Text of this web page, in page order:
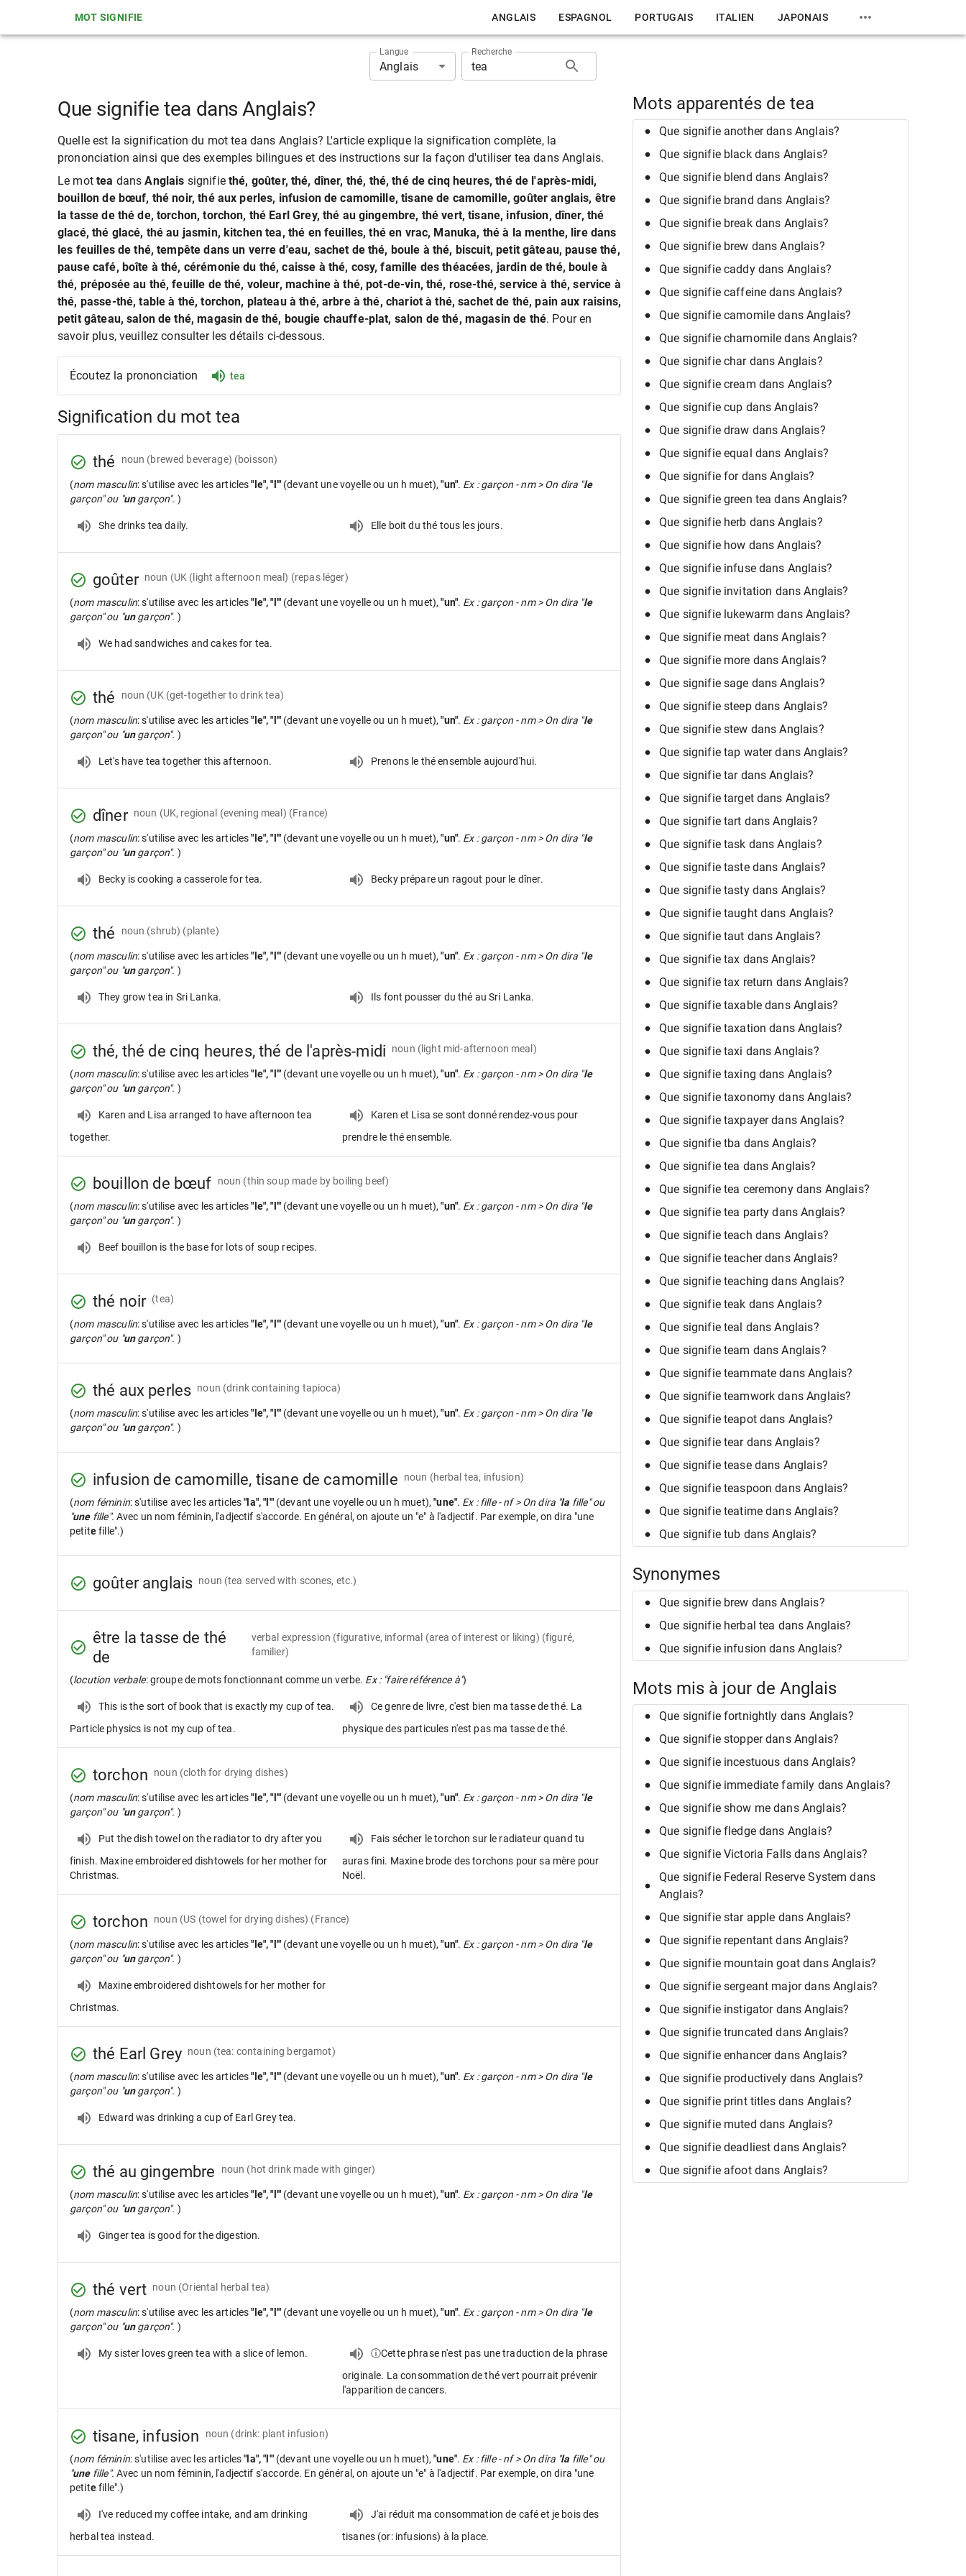
MOT SIGNIFIE ANGLAIS ESPAGNOL PORTUGAIS ITALIEN JAPONAIS
Langue
Anglais
Recherche
Que signifie tea dans Anglais?
Quelle est la signification du mot tea dans Anglais? L'article explique la signification complète, la
prononciation ainsi que des exemples bilingues et des instructions sur la façon d'utiliser tea dans Anglais.
Le mottea dansAnglais signifie thé, goûter, thé, dîner, thé, thé, thé de cinq heures, thé de l'après-midi,
bouillon de bœuf, thé noir, thé aux perles, infusion de camomille, tisane de camomille, goûter anglais, être
la tasse de thé de, torchon, torchon, thé Earl Grey, thé au gingembre, thé vert, tisane, infusion, dîner, thé
glacé, thé glacé, thé au jasmin, kitchen tea, thé en feuilles, thé en vrac, Manuka, thé à la menthe, lire dans
les feuilles de thé, tempête dans un verre d'eau, sachet de thé, boule à thé, biscuit, petit gâteau, pause thé,
pause café, boîte à thé, cérémonie du thé, caisse à thé, cosy, famille des théacées, jardin de thé, boule à
thé, préposée au thé, feuille de thé, voleur, machine à thé, pot-de-vin, thé, rose-thé, service à thé, service à
thé, passe-thé, table à thé, torchon, plateau à thé, arbre à thé, chariot à thé, sachet de thé, pain aux raisins,
petit gâteau, salon de thé, magasin de thé, bougie chauffe-plat, salon de thé, magasin de thé. Pour en
savoir plus, veuillez consulter les détails ci-dessous.
Écoutez la prononciation tea
Signification du mot tea
thé noun (brewed beverage) (boisson)
(nom masculin: s'utilise avec les articles"le", "l'" (devant une voyelle ou un h muet),"un". Ex : garçon - nm > On dira "le
garçon" ou "ungarçon". )
She drinks tea daily. Elle boit du thé tous les jours.
goûter noun (UK (light afternoon meal) (repas léger)
(nom masculin: s'utilise avec les articles"le", "l'" (devant une voyelle ou un h muet),"un". Ex : garçon - nm > On dira "le
garçon" ou "ungarçon". )
We had sandwiches and cakes for tea.
thé noun (UK (get-together to drink tea)
(nom masculin: s'utilise avec les articles"le", "l'" (devant une voyelle ou un h muet),"un". Ex : garçon - nm > On dira "le
garçon" ou "ungarçon". )
Let's have tea together this afternoon. Prenons le thé ensemble aujourd'hui.
dîner noun (UK, regional (evening meal) (France)
(nom masculin: s'utilise avec les articles"le", "l'" (devant une voyelle ou un h muet),"un". Ex : garçon - nm > On dira "le
garçon" ou "ungarçon". )
Becky is cooking a casserole for tea. Becky prépare un ragout pour le dîner.
thé noun (shrub) (plante)
(nom masculin: s'utilise avec les articles"le", "l'" (devant une voyelle ou un h muet),"un". Ex : garçon - nm > On dira "le
garçon" ou "ungarçon". )
They grow tea in Sri Lanka. Ils font pousser du thé au Sri Lanka.
thé, thé de cinq heures, thé de l'après-midi noun (light mid-afternoon meal)
(nom masculin: s'utilise avec les articles"le", "l'" (devant une voyelle ou un h muet),"un". Ex : garçon - nm > On dira "le
garçon" ou "ungarçon". )
Karen and Lisa arranged to have afternoon tea
together.
Karen et Lisa se sont donné rendez-vous pour
prendre le thé ensemble.
bouillon de bœuf noun (thin soup made by boiling beef)
(nom masculin: s'utilise avec les articles"le", "l'" (devant une voyelle ou un h muet),"un". Ex : garçon - nm > On dira "le
garçon" ou "ungarçon". )
Beef bouillon is the base for lots of soup recipes.
thé noir (tea)
(nom masculin: s'utilise avec les articles"le", "l'" (devant une voyelle ou un h muet),"un". Ex : garçon - nm > On dira "le
garçon" ou "ungarçon". )
thé aux perles noun (drink containing tapioca)
(nom masculin: s'utilise avec les articles"le", "l'" (devant une voyelle ou un h muet),"un". Ex : garçon - nm > On dira "le
garçon" ou "ungarçon". )
infusion de camomille, tisane de camomille noun (herbal tea, infusion)
(nom féminin: s'utilise avec les articles"la", "l'" (devant une voyelle ou un h muet),"une". Ex : fille - nf > On dira "la fille" ou
"unefille". Avec un nom féminin, l'adjectif s'accorde. En général, on ajoute un "e" à l'adjectif. Par exemple, on dira "une
petitefille".)
goûter anglais noun (tea served with scones, etc.)
être la tasse de thé
de
verbal expression (figurative, informal (area of interest or liking) (figuré,
familier)
(locution verbale: groupe de mots fonctionnant comme un verbe. Ex : "faire référence à")
This is the sort of book that is exactly my cup of tea.
Particle physics is not my cup of tea.
Ce genre de livre, c'est bien ma tasse de thé. La
physique des particules n'est pas ma tasse de thé.
torchon noun (cloth for drying dishes)
(nom masculin: s'utilise avec les articles"le", "l'" (devant une voyelle ou un h muet),"un". Ex : garçon - nm > On dira "le
garçon" ou "ungarçon". )
Put the dish towel on the radiator to dry after you
finish. Maxine embroidered dishtowels for her mother for
Christmas.
Fais sécher le torchon sur le radiateur quand tu
auras fini. Maxine brode des torchons pour sa mère pour
Noël.
torchon noun (US (towel for drying dishes) (France)
(nom masculin: s'utilise avec les articles"le", "l'" (devant une voyelle ou un h muet),"un". Ex : garçon - nm > On dira "le
garçon" ou "ungarçon". )
Maxine embroidered dishtowels for her mother for
Christmas.
thé Earl Grey noun (tea: containing bergamot)
(nom masculin: s'utilise avec les articles"le", "l'" (devant une voyelle ou un h muet),"un". Ex : garçon - nm > On dira "le
garçon" ou "ungarçon". )
Edward was drinking a cup of Earl Grey tea.
thé au gingembre noun (hot drink made with ginger)
(nom masculin: s'utilise avec les articles"le", "l'" (devant une voyelle ou un h muet),"un". Ex : garçon - nm > On dira "le
garçon" ou "ungarçon". )
Ginger tea is good for the digestion.
thé vert noun (Oriental herbal tea)
(nom masculin: s'utilise avec les articles"le", "l'" (devant une voyelle ou un h muet),"un". Ex : garçon - nm > On dira "le
garçon" ou "ungarçon". )
My sister loves green tea with a slice of lemon.
ⓘCette phrase n'est pas une traduction de la phrase
originale. La consommation de thé vert pourrait prévenir
l'apparition de cancers.
tisane, infusion noun (drink: plant infusion)
(nom féminin: s'utilise avec les articles"la", "l'" (devant une voyelle ou un h muet),"une". Ex : fille - nf > On dira "la fille" ou
"unefille". Avec un nom féminin, l'adjectif s'accorde. En général, on ajoute un "e" à l'adjectif. Par exemple, on dira "une
petitefille".)
I've reduced my coffee intake, and am drinking
herbal tea instead.
J'ai réduit ma consommation de café et je bois des
tisanes (or: infusions) à la place.
Mots apparentés de tea
Que signifie another dans Anglais?
Que signifie black dans Anglais?
Que signifie blend dans Anglais?
Que signifie brand dans Anglais?
Que signifie break dans Anglais?
Que signifie brew dans Anglais?
Que signifie caddy dans Anglais?
Que signifie caffeine dans Anglais?
Que signifie camomile dans Anglais?
Que signifie chamomile dans Anglais?
Que signifie char dans Anglais?
Que signifie cream dans Anglais?
Que signifie cup dans Anglais?
Que signifie draw dans Anglais?
Que signifie equal dans Anglais?
Que signifie for dans Anglais?
Que signifie green tea dans Anglais?
Que signifie herb dans Anglais?
Que signifie how dans Anglais?
Que signifie infuse dans Anglais?
Que signifie invitation dans Anglais?
Que signifie lukewarm dans Anglais?
Que signifie meat dans Anglais?
Que signifie more dans Anglais?
Que signifie sage dans Anglais?
Que signifie steep dans Anglais?
Que signifie stew dans Anglais?
Que signifie tap water dans Anglais?
Que signifie tar dans Anglais?
Que signifie target dans Anglais?
Que signifie tart dans Anglais?
Que signifie task dans Anglais?
Que signifie taste dans Anglais?
Que signifie tasty dans Anglais?
Que signifie taught dans Anglais?
Que signifie taut dans Anglais?
Que signifie tax dans Anglais?
Que signifie tax return dans Anglais?
Que signifie taxable dans Anglais?
Que signifie taxation dans Anglais?
Que signifie taxi dans Anglais?
Que signifie taxing dans Anglais?
Que signifie taxonomy dans Anglais?
Que signifie taxpayer dans Anglais?
Que signifie tba dans Anglais?
Que signifie tea dans Anglais?
Que signifie tea ceremony dans Anglais?
Que signifie tea party dans Anglais?
Que signifie teach dans Anglais?
Que signifie teacher dans Anglais?
Que signifie teaching dans Anglais?
Que signifie teak dans Anglais?
Que signifie teal dans Anglais?
Que signifie team dans Anglais?
Que signifie teammate dans Anglais?
Que signifie teamwork dans Anglais?
Que signifie teapot dans Anglais?
Que signifie tear dans Anglais?
Que signifie tease dans Anglais?
Que signifie teaspoon dans Anglais?
Que signifie teatime dans Anglais?
Que signifie tub dans Anglais?
Synonymes
Que signifie brew dans Anglais?
Que signifie herbal tea dans Anglais?
Que signifie infusion dans Anglais?
Mots mis à jour de Anglais
Que signifie fortnightly dans Anglais?
Que signifie stopper dans Anglais?
Que signifie incestuous dans Anglais?
Que signifie immediate family dans Anglais?
Que signifie show me dans Anglais?
Que signifie fledge dans Anglais?
Que signifie Victoria Falls dans Anglais?
Que signifie Federal Reserve System dans
Anglais?
Que signifie star apple dans Anglais?
Que signifie repentant dans Anglais?
Que signifie mountain goat dans Anglais?
Que signifie sergeant major dans Anglais?
Que signifie instigator dans Anglais?
Que signifie truncated dans Anglais?
Que signifie enhancer dans Anglais?
Que signifie productively dans Anglais?
Que signifie print titles dans Anglais?
Que signifie muted dans Anglais?
Que signifie deadliest dans Anglais?
Que signifie afoot dans Anglais?